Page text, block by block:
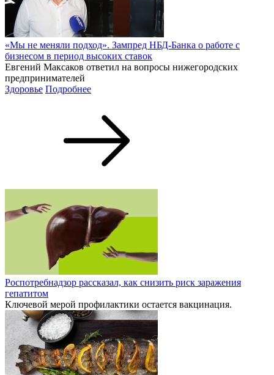
«Мы не меняли подход». Зампред НБД-Банка о работе с
бизнесом в период высоких ставок
Евгений Максаков ответил на вопросы нижегородских
предпринимателей
Здоровье Подробнее
Роспотребнадзор рассказал, как снизить риск заражения
гепатитом
Ключевой мерой профилактики остается вакцинация.